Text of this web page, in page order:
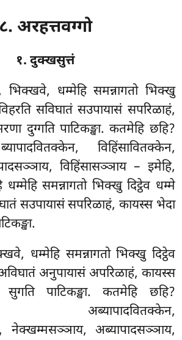
८. अरहत्तवग्गो
१. दुक्खसुत्तं
भिक्खवे, धम्मेहि समन्नागतो भिक्खु
सविघातं सउपायासं सपरिळाहं,
दुग्गति पाटिकङ्खा. कतमेहि छहि?
विहिंसावितक्केन,
विहिंसासञ्ञाय – इमेहि,
समन्नागतो भिक्खु दिट्ठेव धम्मे
सउपायासं सपरिळाहं, कायस्स भेदा
धम्मेहि समन्नागतो भिक्खु दिट्ठेव
अनुपायासं अपरिळाहं, कायस्स
सुगति पाटिकङ्खा. कतमेहि छहि?
अब्यापादवितक्केन,
नेक्खम्मसञ्ञाय, अब्यापादसञ्ञाय,